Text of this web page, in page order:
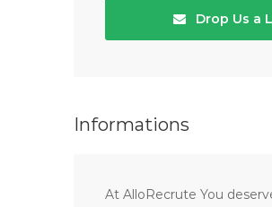
Drop Us a
Informations
At AlloRecrute You